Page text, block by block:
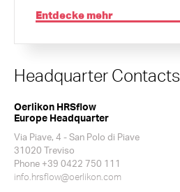
Entdecke mehr
Headquarter Contacts
Oerlikon HRSflow
Europe Headquarter
Via Piave, 4 - San Polo di Piave
31020 Treviso
Phone +39 0422 750 111
info.hrsflow@oerlikon.com